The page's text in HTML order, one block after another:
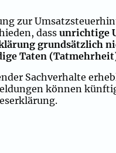
zur
dass unrichtige
grundsätzlich
Taten
Sachverhalte
können